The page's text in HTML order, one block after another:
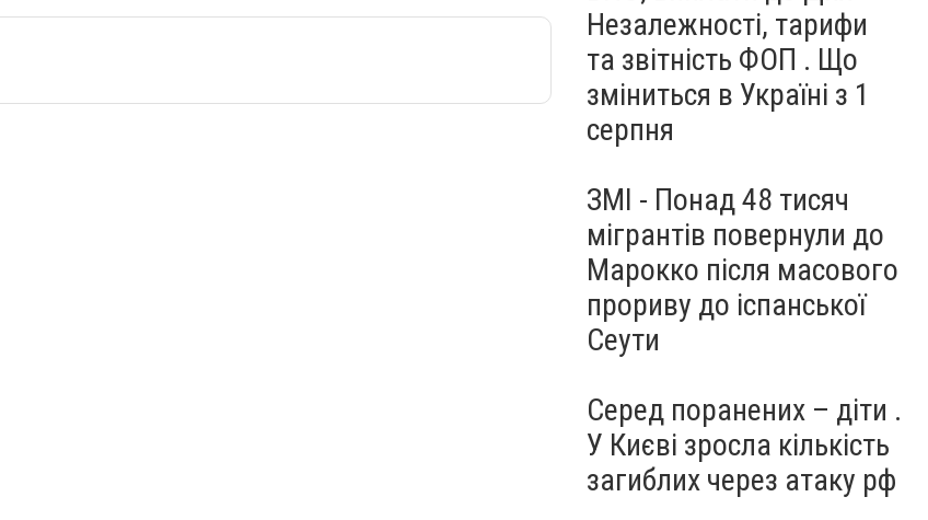
Незалежності, тарифи
та звітність ФОП . Що
зміниться в Україні з 1
серпня
ЗМІ - Понад 48 тисяч
мігрантів повернули до
Марокко після масового
прориву до іспанської
Сеути
Серед поранених – діти .
У Києві зросла кількість
загиблих через атаку рф